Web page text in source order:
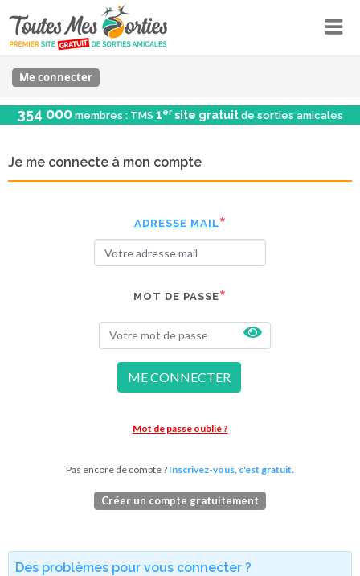
Me connecter
354 000 membres : TMS 1er site gratuit de sorties amicales
Je me connecte à mon compte
ADRESSE MAIL
MOT DE PASSE
ME CONNECTER
Mot de passe oublié ?
Pas encore de compte ? Inscrivez-vous, c'est gratuit.
Créer un compte gratuitement
Des problèmes pour vous connecter ?